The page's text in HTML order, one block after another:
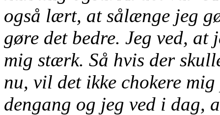
også lært, at sålænge jeg
gøre det bedre. Jeg ved,
mig stærk. Så hvis der
nu, vil det ikke chokere
dengang og jeg ved i dag,